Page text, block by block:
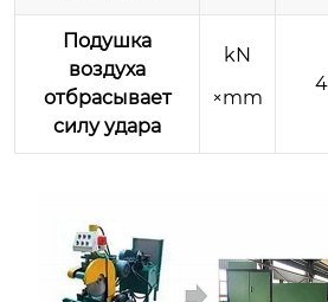
Подушка
воздуха
отбрасывает
силу удара
kN
×mm